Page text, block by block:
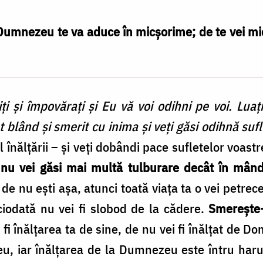
te va aduce în micșorime; de te vei
şi împovăraţi şi Eu vă voi odihni pe voi.
blând şi smerit cu inima şi veţi găsi odihnă
înălţării – şi veţi dobândi pace sufletelor
vei găsi mai multă tulburare decât în
nu eşti aşa, atunci toată viaţa ta o vei
nu vei fi slobod de la cădere.
înălţarea ta de sine, de nu vei fi înălţat de
iar înălţarea de la Dumnezeu este întru